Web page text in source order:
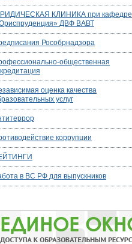
КЛИНИКА при кафедре
ДВФ ВАВТ
Рособрнадзора
общественная
оценка качества
услуг
коррупции
в ВС РФ для выпускников